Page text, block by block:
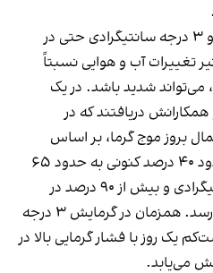
تفاوت بین تاثیر گرمایش ۱/۵ و ۳ درجه سانتیگرادی حتی در
تغییرات آب و هوایی نسبتاً
می‌تواند شدید باشد. در یک
دریافتند که در
بروز موج گرما، بر اساس
تعریف اداره هواشناسی، از حدود ۴۰ درصد کنونی به حدود ۶۵
درصد در دمای ۱/۵ درجه سانتیگرادی و بیش از ۹۰ درصد در
دمای ۳ درجه سانتیگرادی می‌رسد. همزمان در گرمایش ۳ درجه
یک روز با فشار گرمایی بالا در